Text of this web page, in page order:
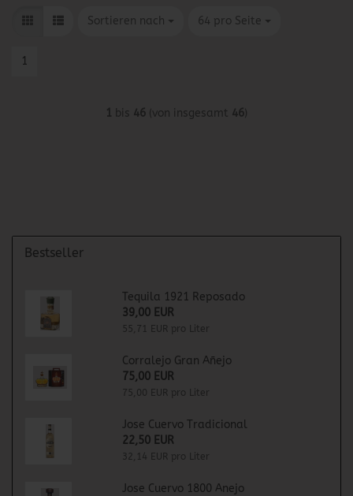
Sortieren nach
Sortieren nach 64 pro Seite
pro Seite
1
1 bis 46 (von insgesamt 46)
Bestseller
Tequila 1921 Reposado
39,00 EUR
55,71 EUR pro Liter
Corralejo Gran Añejo
75,00 EUR
75,00 EUR pro Liter
Jose Cuervo Tradicional
22,50 EUR
32,14 EUR pro Liter
Jose Cuervo 1800 Anejo